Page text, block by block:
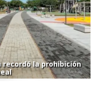
recordó la prohibición